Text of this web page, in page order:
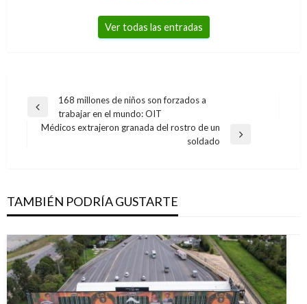
Ver todas las entradas
Navegación
de
Entrada
anterior
168 millones de niños son forzados a
trabajar en el mundo: OIT
Médicos extrajeron granada del rostro de un
soldado
TAMBIÉN PODRÍA GUSTARTE